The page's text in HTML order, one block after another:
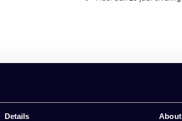
Details About